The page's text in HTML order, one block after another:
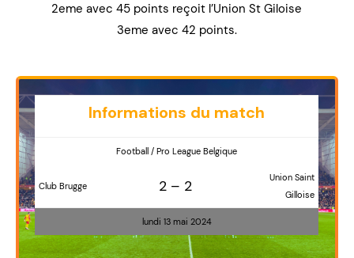
2eme avec 45 points reçoit l’Union St Giloise
3eme avec 42 points.
Informations du match
Football / Pro League Belgique
Club Brugge 2 – 2
Union Saint
Gilloise
lundi 13 mai 2024